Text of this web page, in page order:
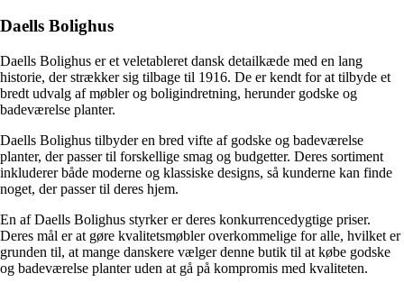
Daells Bolighus
Daells Bolighus er et veletableret dansk detailkæde med en lang
historie, der strækker sig tilbage til 1916. De er kendt for at tilbyde et
bredt udvalg af møbler og boligindretning, herunder godske og
badeværelse planter.
Daells Bolighus tilbyder en bred vifte af godske og badeværelse
planter, der passer til forskellige smag og budgetter. Deres sortiment
inkluderer både moderne og klassiske designs, så kunderne kan finde
noget, der passer til deres hjem.
En af Daells Bolighus styrker er deres konkurrencedygtige priser.
Deres mål er at gøre kvalitetsmøbler overkommelige for alle, hvilket er
grunden til, at mange danskere vælger denne butik til at købe godske
og badeværelse planter uden at gå på kompromis med kvaliteten.